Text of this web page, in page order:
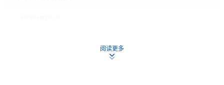
阅读更多